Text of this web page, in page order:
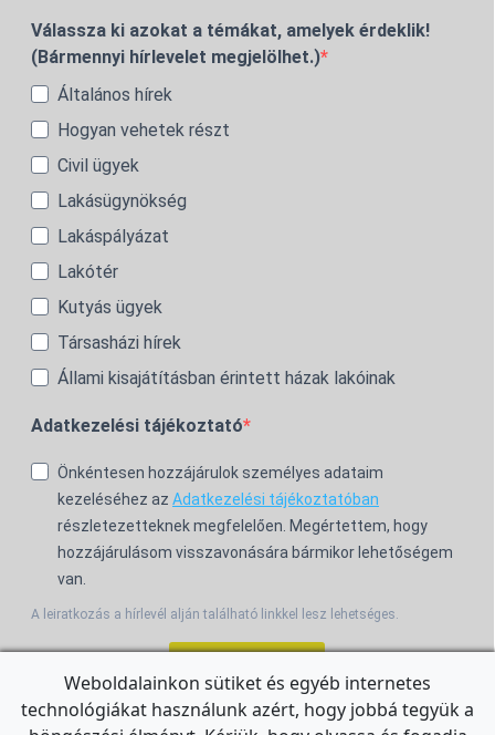
Válassza ki azokat a témákat, amelyek érdeklik!
(Bármennyi hírlevelet megjelölhet.)
Általános hírek
Hogyan vehetek részt
Civil ügyek
Lakásügynökség
Lakáspályázat
Lakótér
Kutyás ügyek
Társasházi hírek
Állami kisajátításban érintett házak lakóinak
Adatkezelési tájékoztató
Önkéntesen hozzájárulok személyes adataim
kezeléséhez az Adatkezelési tájékoztatóban
részletezetteknek megfelelően. Megértettem, hogy
hozzájárulásom visszavonására bármikor lehetőségem
van.
A leiratkozás a hírlevél alján található linkkel lesz lehetséges.
For the English Newsletter, clickHERE.
Weboldalainkon sütiket és egyéb internetes
technológiákat használunk azért, hogy jobbá tegyük a